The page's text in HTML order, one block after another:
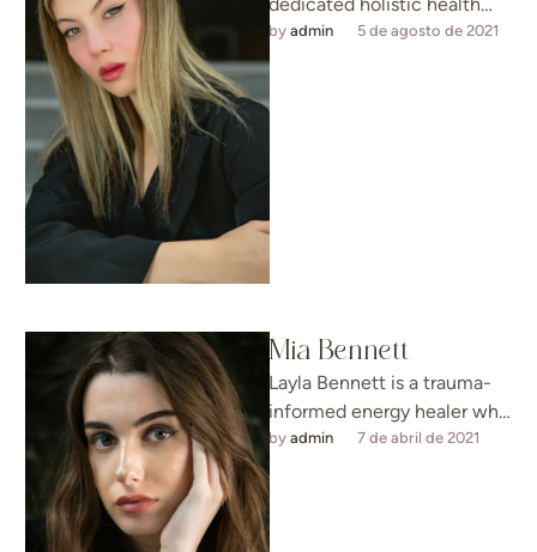
expert who bridges the gap
between science and
by admin 5 de agosto de 2021
Mia Bennett
Layla Bennett is a trauma-
informed energy healer who
specializes in helping clients
by admin 7 de abril de 2021